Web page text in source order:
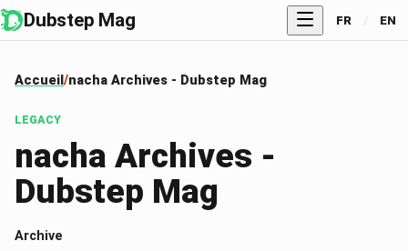
Dubstep Mag FR / EN
Accueil nacha Archives - Dubstep Mag
LEGACY
nacha Archives -
Dubstep Mag
Archive